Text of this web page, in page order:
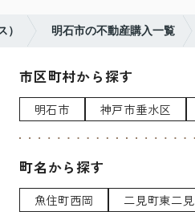
） 明石市の不動産購入一覧
市区町村から探す
明石市 神戸市垂水区
町名から探す
魚住町西岡 二見町東二見